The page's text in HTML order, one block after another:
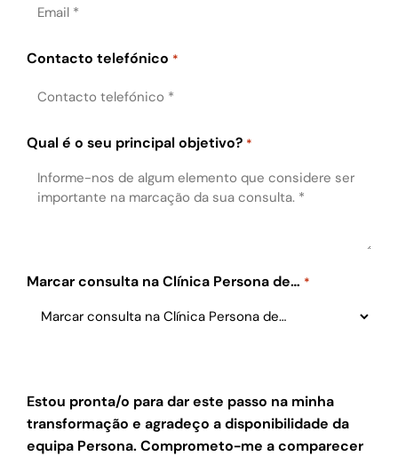
Contacto telefónico *
Qual é o seu principal objetivo? *
Marcar consulta na Clínica Persona de… *
Estou pronta/o para dar este passo na minha
transformação e agradeço a disponibilidade da
equipa Persona. Comprometo-me a comparecer